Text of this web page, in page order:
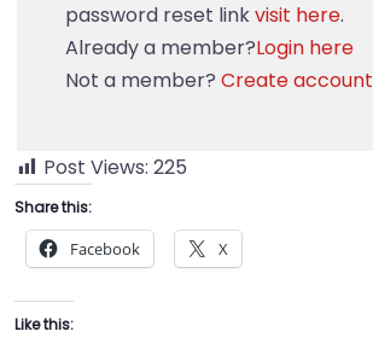
password reset linkvisit here.
Already a member?Login here
Not a member? Create account
Post Views: 225
Share this:
Facebook X
Like this: